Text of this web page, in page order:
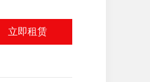
立即租赁